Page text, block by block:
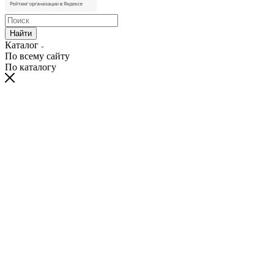
Найти
Каталог
По всему сайту
По каталогу